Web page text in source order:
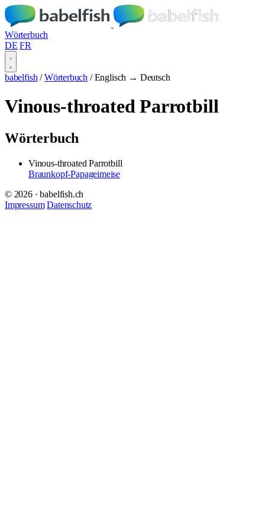
Wörterbuch
DE FR
babelfish / Wörterbuch / Englisch → Deutsch
Vinous-throated Parrotbill
Wörterbuch
Vinous-throated Parrotbill
Braunkopf-Papageimeise
© 2026 · babelfish.ch
Impressum Datenschutz